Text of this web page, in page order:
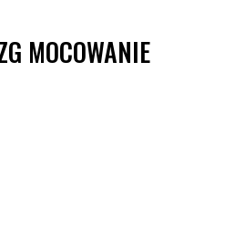
MOCOWANIE